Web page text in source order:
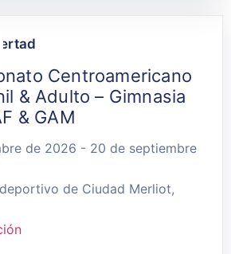
Centroamericano
& Adulto – Gimnasia
& GAM
de 2026 - 20 de septiembre
de Ciudad Merliot,